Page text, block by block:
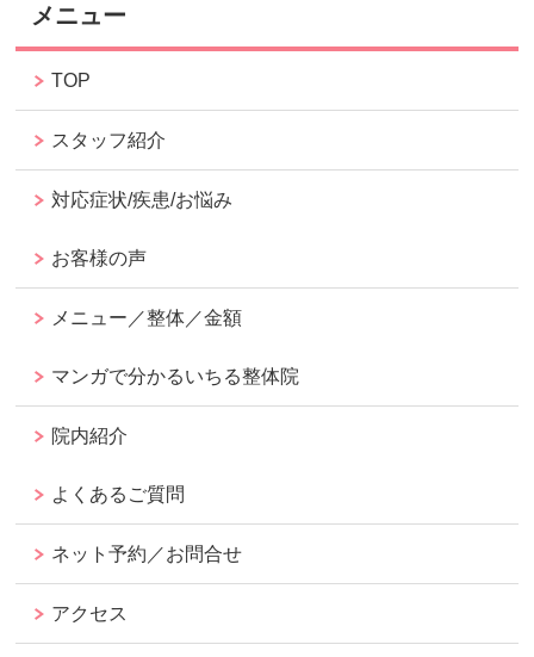
メニュー
TOP
スタッフ紹介
対応症状/疾患/お悩み
お客様の声
メニュー／整体／金額
マンガで分かるいちる整体院
院内紹介
よくあるご質問
ネット予約／お問合せ
アクセス